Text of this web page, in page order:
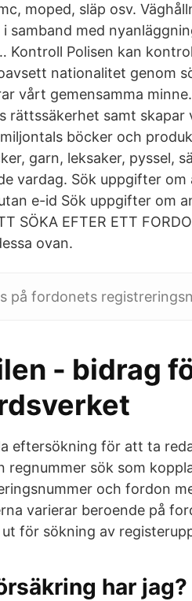
moped, släp osv.
samband med
Kontroll Polisen kan
nationalitet genom
vårt gemensamma
rättssäkerhet samt
böcker och
garn, leksaker, pyssel,
vardag. Sök uppgifter
e-id Sök uppgifter om
SÖKA EFTER ETT
ovan.
på fordonets
- bidrag
eftersökning för att ta
regnummer sök som
och fordon
varierar beroende på
för sökning av
har